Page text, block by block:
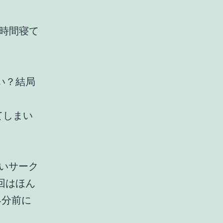
間寝て
？結局
まい
サーク
はほん
前に